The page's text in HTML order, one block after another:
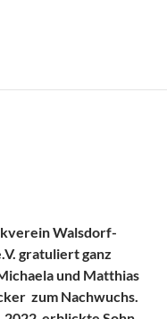
Walsdorf-
gratuliert ganz
und Matthias
zum Nachwuchs.